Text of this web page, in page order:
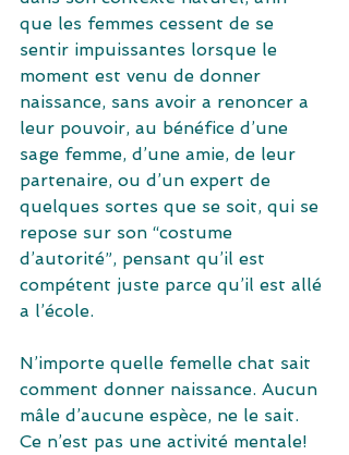
que les femmes cessent de se
sentir impuissantes lorsque le
moment est venu de donner
naissance, sans avoir a renoncer a
leur pouvoir, au bénéfice d’une
sage femme, d’une amie, de leur
partenaire, ou d’un expert de
quelques sortes que se soit, qui se
repose sur son “costume
d’autorité”, pensant qu’il est
compétent juste parce qu’il est allé
a l’école.
N’importe quelle femelle chat sait
comment donner naissance. Aucun
mâle d’aucune espèce, ne le sait.
Ce n’est pas une activité mentale!